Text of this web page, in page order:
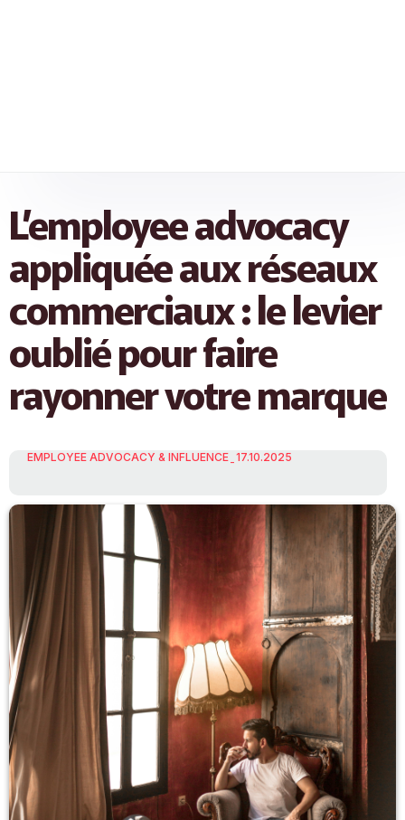
L’employee advocacy
appliquée aux réseaux
commerciaux : le levier
oublié pour faire
rayonner votre marque
EMPLOYEE ADVOCACY & INFLUENCE-17.10.2025